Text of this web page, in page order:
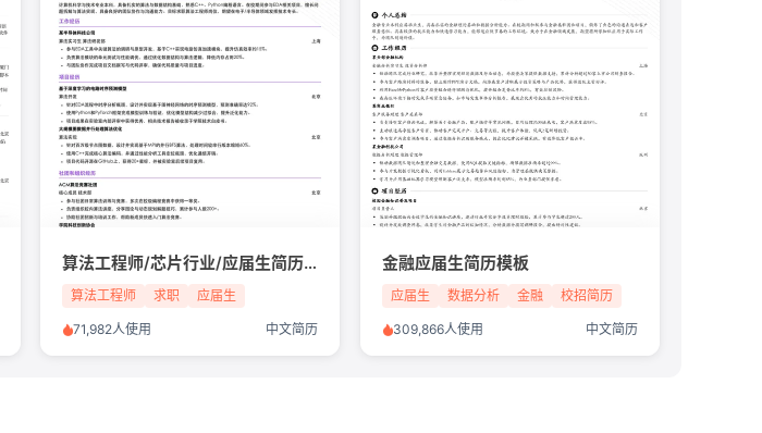
算法工程师/芯片行业/应届生简历模板
算法工程师 求职 应届生
71,982人使用 中文简历
金融应届生简历模板
应届生 数据分析 金融 校招简历
309,866人使用 中文简历